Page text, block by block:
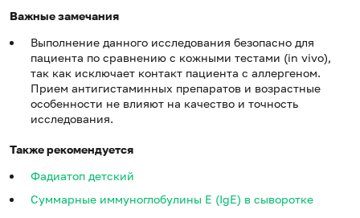
Важные замечания
Выполнение данного исследования безопасно для
пациента по сравнению с кожными тестами (in vivo),
так как исключает контакт пациента с аллергеном.
Прием антигистаминных препаратов и возрастные
особенности не влияют на качество и точность
исследования.
Также рекомендуется
Фадиатоп детский
Суммарные иммуноглобулины E (IgE) в сыворотке